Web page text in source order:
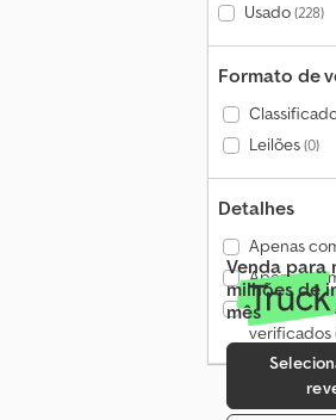
Usado(228)
Formato de
Leilões(0)
Detalhes
Apenas
Apenas
Apenas
verificados
Venda para
milhões de
mês